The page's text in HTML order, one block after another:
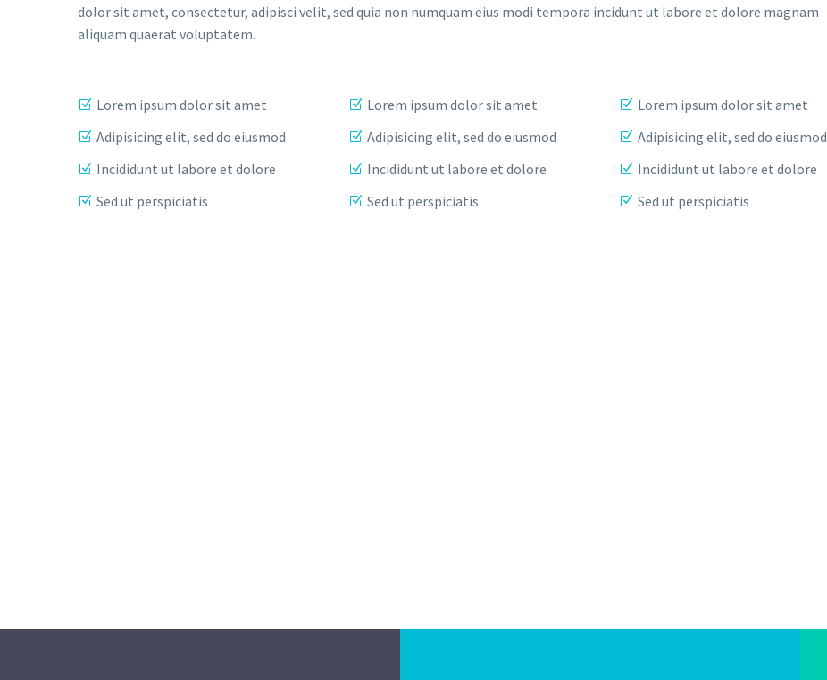
dolor sit amet, consectetur, adipisci velit, sed quia non numquam eius modi tempora incidunt ut labore et dolore magnam
aliquam quaerat voluptatem.
Lorem ipsum dolor sit amet
Adipisicing elit, sed do eiusmod
Incididunt ut labore et dolore
Sed ut perspiciatis
Lorem ipsum dolor sit amet
Adipisicing elit, sed do eiusmod
Incididunt ut labore et dolore
Sed ut perspiciatis
Lorem ipsum dolor sit amet
Adipisicing elit, sed do eiusmod
Incididunt ut labore et dolore
Sed ut perspiciatis